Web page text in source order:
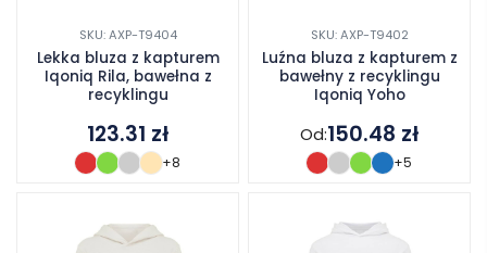
SKU: AXP-T9404
Lekka bluza z kapturem
Iqoniq Rila, bawełna z
recyklingu
123.31 zł
+8
SKU: AXP-T9402
Luźna bluza z kapturem z
bawełny z recyklingu
Iqoniq Yoho
Od:150.48 zł
+5